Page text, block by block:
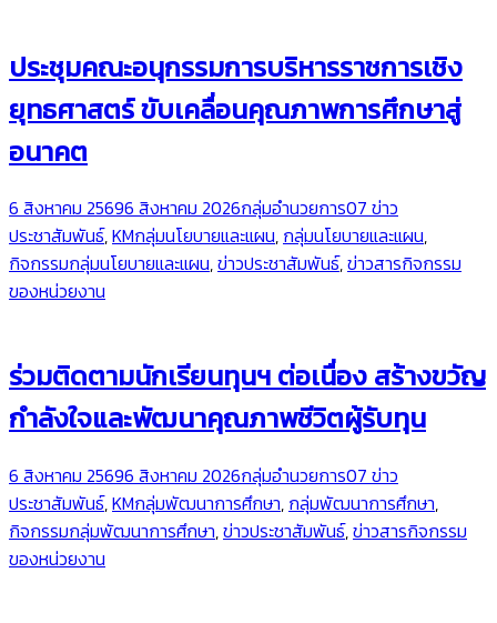
ประชุมคณะอนุกรรมการบริหารราชการเชิง
ยุทธศาสตร์ ขับเคลื่อนคุณภาพการศึกษาสู่
อนาคต
6 สิงหาคม 25696 สิงหาคม 2026กลุ่มอำนวยการ07 ข่าว
ประชาสัมพันธ์,KMกลุ่มนโยบายและแผน, กลุ่มนโยบายและแผน,
กิจกรรมกลุ่มนโยบายและแผน,ข่าวประชาสัมพันธ์,ข่าวสารกิจกรรม
ของหน่วยงาน
ร่วมติดตามนักเรียนทุนฯ ต่อเนื่อง สร้างขวัญ
กำลังใจและพัฒนาคุณภาพชีวิตผู้รับทุน
6 สิงหาคม 25696 สิงหาคม 2026กลุ่มอำนวยการ07 ข่าว
ประชาสัมพันธ์,KMกลุ่มพัฒนาการศึกษา, กลุ่มพัฒนาการศึกษา,
กิจกรรมกลุ่มพัฒนาการศึกษา,ข่าวประชาสัมพันธ์,ข่าวสารกิจกรรม
ของหน่วยงาน